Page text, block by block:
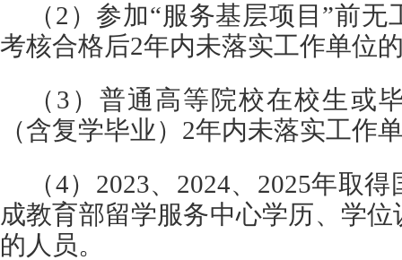
（2）参加“服务基层项目”前
考核合格后2年内未落实工作单位
（3）普通高等院校在校生或
（含复学毕业）2年内未落实工作
（4）2023、2024、2025年取
成教育部留学服务中心学历、学
的人员。